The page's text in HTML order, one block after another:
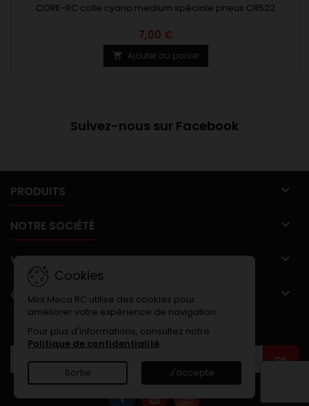
CORE-RC colle cyano medium spéciale pneus CR522
7,00 €
 Ajouter au panier
Suivez-nous sur Facebook
PRODUITS 
NOTRE SOCIÉTÉ 
VOTRE COMPTE 
CONTACT 
Cookies
Mini Meca RC utilise des cookies pour
améliorer votre expérience de navigation.
Pour plus d'informations, consultez notre
Politique de confidentialité.
Sortie J'accepte
LETTRE D'INFORMATIONS